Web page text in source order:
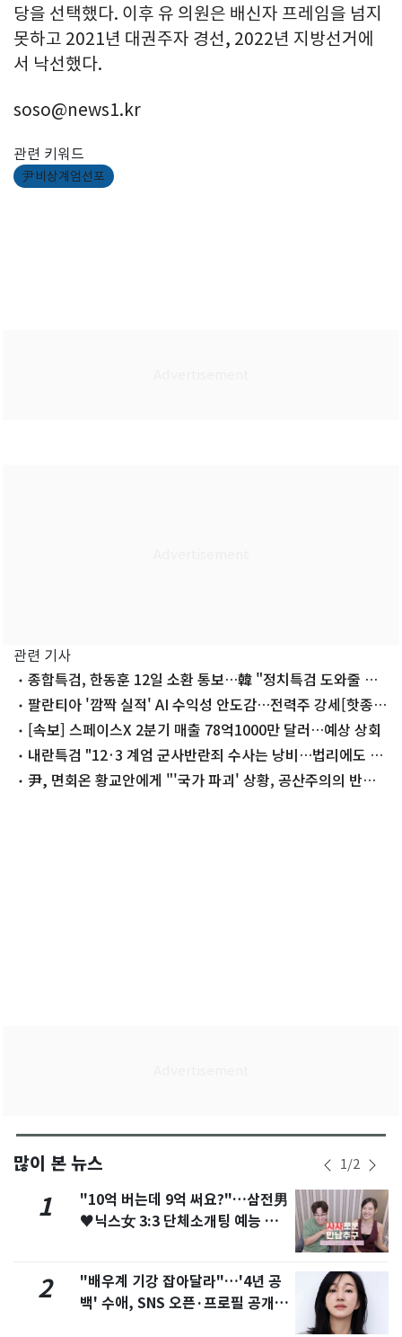
당을 선택했다. 이후 유 의원은 배신자 프레임을 넘지
못하고 2021년 대권주자 경선, 2022년 지방선거에
서 낙선했다.
soso@news1.kr
관련 키워드
尹비상계엄선포
관련 기사
종합특검, 한동훈 12일 소환 통보…韓 "정치특검 도와줄 생
각 없다"(종합)
팔란티아 '깜짝 실적' AI 수익성 안도감…전력주 강세[핫종
목][속보] 스페이스X 2분기 매출 78억1000만 달러…예상 상회
내란특검 "12·3 계엄 군사반란죄 수사는 낭비…법리에도 반
해"尹, 면회온 황교안에게 "'국가 파괴' 상황, 공산주의의 반대
많이 본 뉴스 1/2
1
"10억 버는데 9억 써요?"…삼전男
♥닉스女 3:3 단체소개팅 예능 화
2
"배우계 기강 잡아달라"…'4년 공
백' 수애, SNS 오픈·프로필 공개